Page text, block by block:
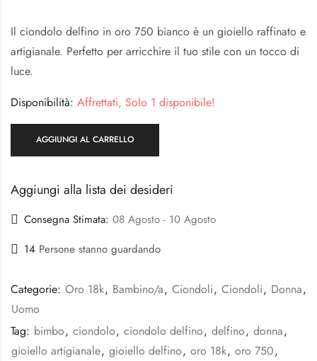
Il ciondolo delfino in oro 750 bianco è un gioiello raffinato e
artigianale. Perfetto per arricchire il tuo stile con un tocco di
luce.
Disponibilità: Affrettati, Solo 1 disponibile!
AGGIUNGI AL CARRELLO
Aggiungi alla lista dei desideri
Consegna Stimata: 08 Agosto - 10 Agosto
14 Persone stanno guardando
Categorie: Oro 18k, Bambino/a, Ciondoli, Ciondoli, Donna,
Uomo
Tag: bimbo, ciondolo, ciondolo delfino, delfino, donna,
gioiello artigianale, gioiello delfino, oro 18k, oro 750,